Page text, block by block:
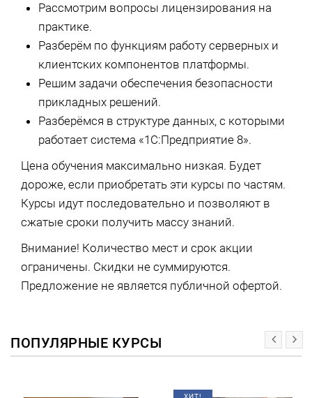
Рассмотрим вопросы лицензирования на
практике.
Разберём по функциям работу серверных и
клиентских компонентов платформы.
Решим задачи обеспечения безопасности
прикладных решений.
Разберёмся в структуре данных, с которыми
работает система «1С:Предприятие 8».
Цена обучения максимально низкая. Будет
дороже, если приобретать эти курсы по частям.
Курсы идут последовательно и позволяют в
сжатые сроки получить массу знаний.
Внимание! Количество мест и срок акции
ограничены. Скидки не суммируются.
Предложение не является публичной офертой.
ПОПУЛЯРНЫЕ КУРСЫ
ХИТ!